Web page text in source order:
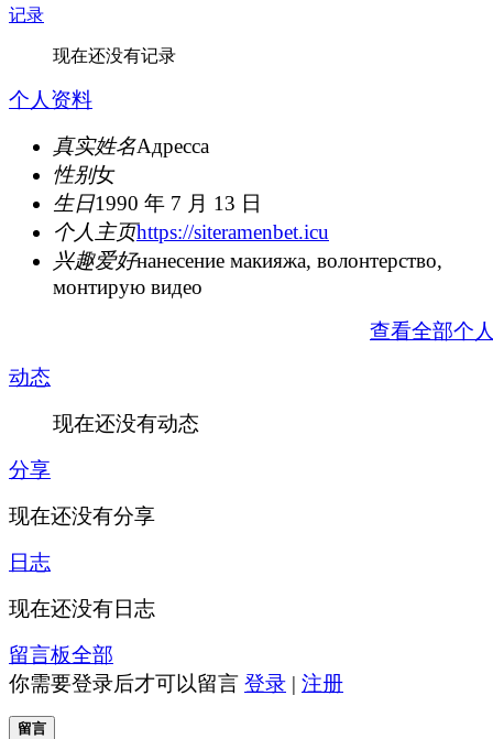
记录
现在还没有记录
个人资料
真实姓名Адресса
性别女
生日1990 年 7 月 13 日
个人主页https://siteramenbet.icu
兴趣爱好нанесение макияжа, волонтерство,
монтирую видео
查看全部个
动态
现在还没有动态
分享
现在还没有分享
日志
现在还没有日志
留言板全部
你需要登录后才可以留言 登录 | 注册
留言